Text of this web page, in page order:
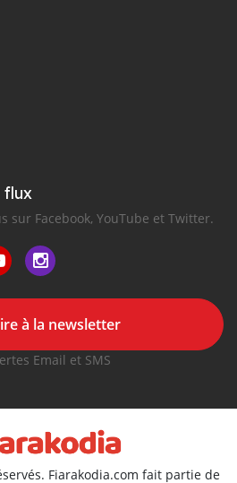
flux
sur Facebook, YouTube et Twitter.
à la newsletter
Email et SMS
Fiarakodia.com fait partie de